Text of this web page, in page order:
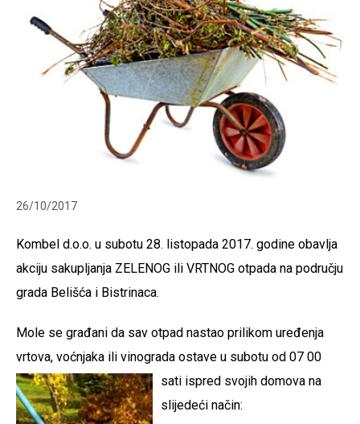
26/10/2017
Kombel d.o.o. u subotu 28. listopada 2017. godine obavlja
akciju sakupljanja ZELENOG ili VRTNOG otpada na području
grada Belišća i Bistrinaca.
Mole se građani da sav otpad nastao prilikom uređenja
vrtova, voćnjaka ili vinograda ostave u subotu od 07 00
sati ispred svojih domova na
slijedeći način: